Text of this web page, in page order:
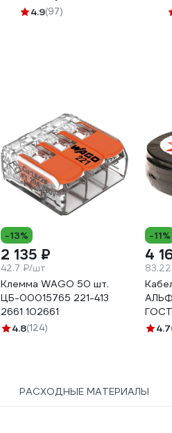
IP20 BSPS 1001399A
4.9(97)
-13%
2 135 ₽
42.7 ₽/шт
Клемма WAGO 50 шт.
ЦБ-00015765 221-413
2661 102661
4.8(124)
-11%
4
4.7
РАСХОДНЫЕ МАТЕРИАЛЫ